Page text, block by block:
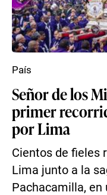
Señor de los
primer
por Lima
Cientos de fieles
Lima junto a la
Pachacamilla, en
País